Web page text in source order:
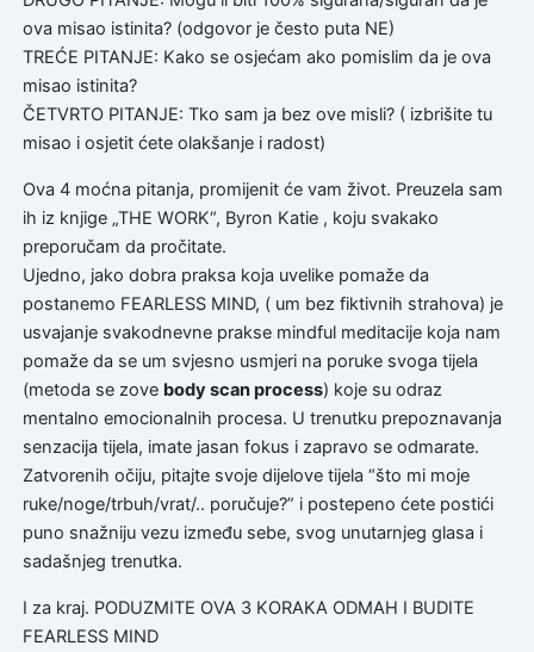
ova misao istinita? (odgovor je često puta NE)
TREĆE PITANJE: Kako se osjećam ako pomislim da je ova
misao istinita?
ČETVRTO PITANJE: Tko sam ja bez ove misli? ( izbrišite tu
misao i osjetit ćete olakšanje i radost)
Ova 4 moćna pitanja, promijenit će vam život. Preuzela sam
ih iz knjige „THE WORK“, Byron Katie , koju svakako
preporučam da pročitate.
Ujedno, jako dobra praksa koja uvelike pomaže da
postanemo FEARLESS MIND, ( um bez fiktivnih strahova) je
usvajanje svakodnevne prakse mindful meditacije koja nam
pomaže da se um svjesno usmjeri na poruke svoga tijela
(metoda se zove body scan process) koje su odraz
mentalno emocionalnih procesa. U trenutku prepoznavanja
senzacija tijela, imate jasan fokus i zapravo se odmarate.
Zatvorenih očiju, pitajte svoje dijelove tijela “što mi moje
ruke/noge/trbuh/vrat/.. poručuje?” i postepeno ćete postići
puno snažniju vezu između sebe, svog unutarnjeg glasa i
sadašnjeg trenutka.
I za kraj. PODUZMITE OVA 3 KORAKA ODMAH I BUDITE
FEARLESS MIND